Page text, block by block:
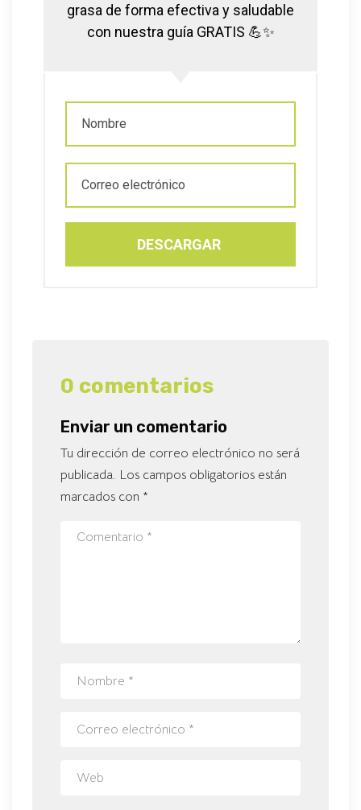
grasa de forma efectiva y saludable
con nuestra guía GRATIS 💪✨
DESCARGAR
0 comentarios
Enviar un comentario
Tu dirección de correo electrónico no será
publicada. Los campos obligatorios están
marcados con *